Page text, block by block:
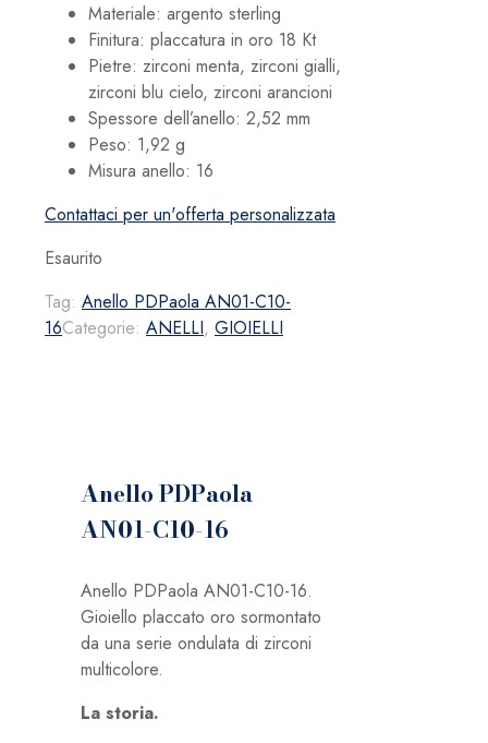
Materiale: argento sterling
Finitura: placcatura in oro 18 Kt
Pietre: zirconi menta, zirconi gialli,
zirconi blu cielo, zirconi arancioni
Spessore dell’anello: 2,52 mm
Peso: 1,92 g
Misura anello: 16
Contattaci per un'offerta personalizzata
Esaurito
Tag: Anello PDPaola AN01-C10-
16Categorie: ANELLI, GIOIELLI
Anello PDPaola
AN01-C10-16
Anello PDPaola AN01-C10-16.
Gioiello placcato oro sormontato
da una serie ondulata di zirconi
multicolore.
La storia.